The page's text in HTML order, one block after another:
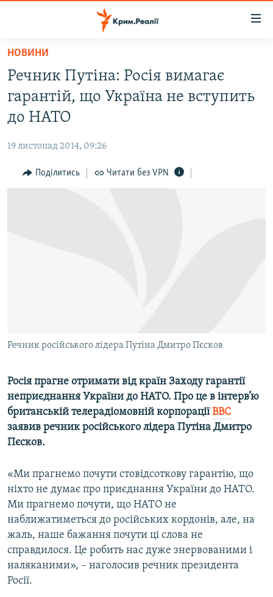
Перейти
основного
матеріалу
Перейти
до
основної
Перейти
до
ВІДЕО ТА ФОТО
БЛОГИ
ПОГЛЯД
ІНФОГРАФІКА
ДОЛУЧАЙСЯ!
Усі сайти RFE/RL
НОВИНИ
Речник Путіна: Росія вимагає
гарантій, що Україна не вступить
до НАТО
19 листопад 2014, 09:26
Поділитись Читати без VPN
Речник російського лідера Путіна Дмитро Пєсков
Росія прагне отримати від країн Заходу гарантії
неприєднання України до НАТО. Про це в інтерв’ю
британській телерадіомовній корпораціїBBC
заявив речник російського лідера Путіна Дмитро
Пєсков.
«Ми прагнемо почути стовідсоткову гарантію, що
ніхто не думає про приєднання України до НАТО.
Ми прагнемо почути, що НАТО не
наближатиметься до російських кордонів, але, на
жаль, наше бажання почути ці слова не
справдилося. Це робить нас дуже знервованими і
наляканими», – наголосив речник президента
Росії.